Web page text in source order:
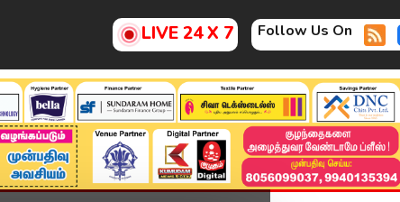
LIVE 24 X 7 Follow Us On